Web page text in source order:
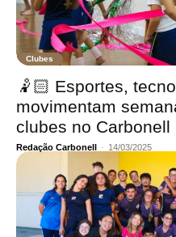
Clubes
🤾🏻 Esportes,
movimentam
clubes no Carbonell
Redação Carbonell - 14/03/2025